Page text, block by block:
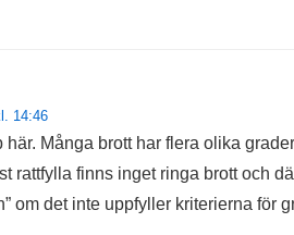
14:46
här. Många brott har flera olika
rattfylla finns inget ringa brott och
om det inte uppfyller kriterierna för